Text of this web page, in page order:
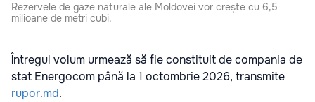
Rezervele de gaze naturale ale Moldovei vor crește cu 6,5
milioane de metri cubi.
Întregul volum urmează să fie constituit de compania de
stat Energocom până la 1 octombrie 2026, transmite
rupor.md.